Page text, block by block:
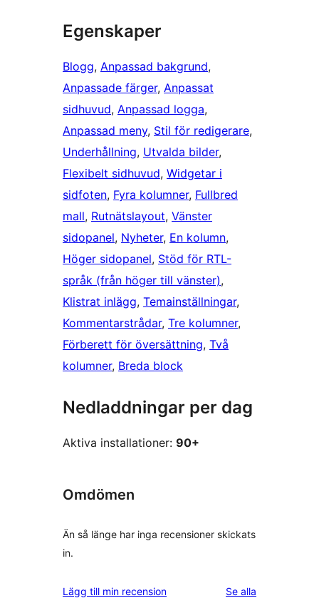
Egenskaper
Blogg, Anpassad bakgrund
Anpassade färger, Anpassat
sidhuvud, Anpassad logga
Anpassad meny, Stil för redigerare
Underhållning, Utvalda bilder
Flexibelt sidhuvud, Widgetar i
sidfoten, Fyra kolumner, Fullbred
mall, Rutnätslayout, Vänster
sidopanel, Nyheter, En kolumn
Höger sidopanel, Stöd för RTL-
språk (från höger till vänster)
Klistrat inlägg, Temainställningar
Kommentarstrådar, Tre kolumner
Förberett för översättning, Två
kolumner, Breda block
Nedladdningar per dag
Aktiva installationer: 90+
Omdömen
Än så länge har inga recensioner skickats
in.
Lägg till min recension Se alla